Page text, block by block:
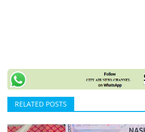
RELATED POSTS